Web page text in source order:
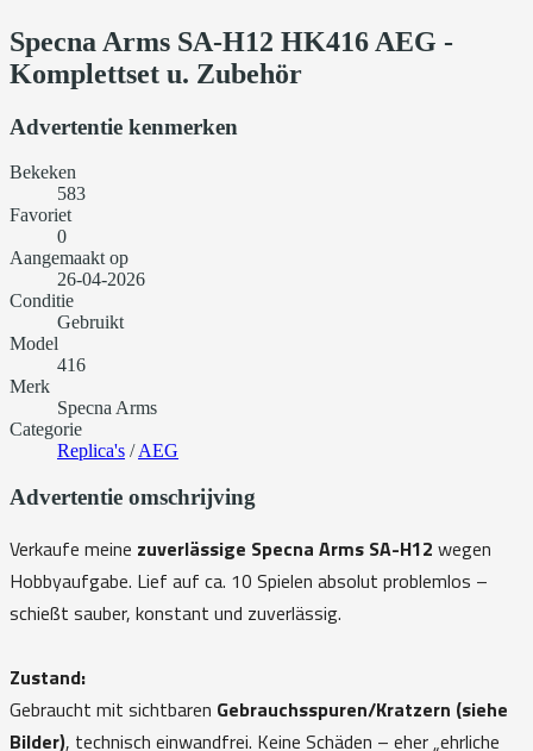
Specna Arms SA-H12 HK416 AEG -
Komplettset u. Zubehör
Advertentie kenmerken
Bekeken
583
Favoriet
0
Aangemaakt op
26-04-2026
Conditie
Gebruikt
Model
416
Merk
Specna Arms
Categorie
Replica's /AEG
Advertentie omschrijving
Verkaufe meine zuverlässige Specna Arms SA-H12 wegen
Hobbyaufgabe. Lief auf ca. 10 Spielen absolut problemlos –
schießt sauber, konstant und zuverlässig.
Zustand:
Gebraucht mit sichtbaren Gebrauchsspuren/Kratzern (siehe
Bilder), technisch einwandfrei. Keine Schäden – eher „ehrliche